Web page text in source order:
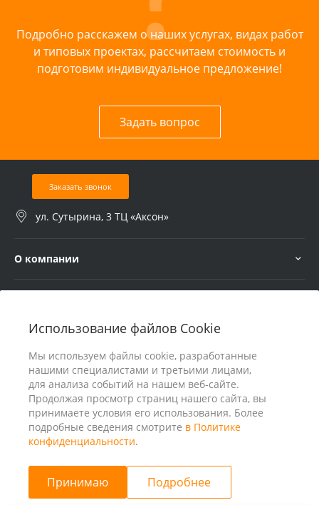
Использование файлов Cookie
Мы используем файлы cookie, разработанные
нашими специалистами и третьими лицами,
для анализа событий на нашем веб-сайте.
Продолжая просмотр страниц нашего сайта, вы
принимаете условия его использования. Более
подробные сведения смотрите в Политике
конфиденциальности.
Принимаю Подробнее
Подробно расскажем о наших услугах, видах работ
и типовых проектах, рассчитаем стоимость и
подготовим индивидуальное предложение!
Задать вопрос
Заказать звонок
ул. Сутырина, 3 ТЦ «Аксон»
О компании